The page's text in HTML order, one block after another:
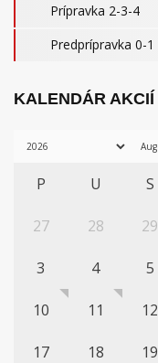
Prípravka 2-3-4
Predprípravka 0-1
KALENDÁR AKCIÍ
P U S
27 28 29
3 4 5
10 11 12
17 18 19